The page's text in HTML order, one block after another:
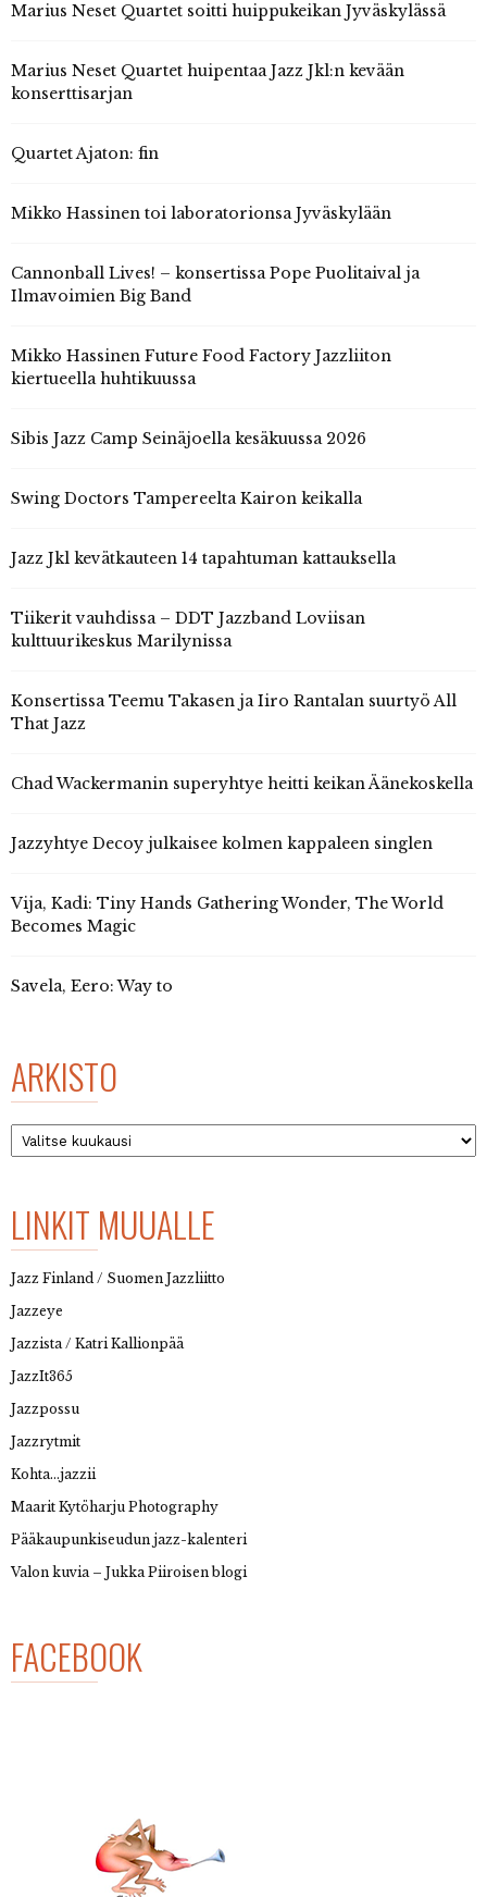
Marius Neset Quartet soitti huippukeikan Jyväskylässä
Marius Neset Quartet huipentaa Jazz Jkl:n kevään
konserttisarjan
Quartet Ajaton: fin
Mikko Hassinen toi laboratorionsa Jyväskylään
Cannonball Lives! – konsertissa Pope Puolitaival ja
Ilmavoimien Big Band
Mikko Hassinen Future Food Factory Jazzliiton
kiertueella huhtikuussa
Sibis Jazz Camp Seinäjoella kesäkuussa 2026
Swing Doctors Tampereelta Kairon keikalla
Jazz Jkl kevätkauteen 14 tapahtuman kattauksella
Tiikerit vauhdissa – DDT Jazzband Loviisan
kulttuurikeskus Marilynissa
Konsertissa Teemu Takasen ja Iiro Rantalan suurtyö All
That Jazz
Chad Wackermanin superyhtye heitti keikan Äänekoskella
Jazzyhtye Decoy julkaisee kolmen kappaleen singlen
Vija, Kadi: Tiny Hands Gathering Wonder, The World
Becomes Magic
Savela, Eero: Way to
ARKISTO
Arkisto
LINKIT MUUALLE
Jazz Finland / Suomen Jazzliitto
Jazzeye
Jazzista / Katri Kallionpää
JazzIt365
Jazzpossu
Jazzrytmit
Kohta…jazzii
Maarit Kytöharju Photography
Pääkaupunkiseudun jazz-kalenteri
Valon kuvia – Jukka Piiroisen blogi
FACEBOOK